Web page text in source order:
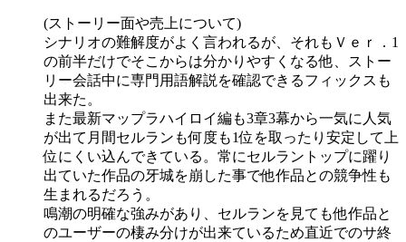
(ストーリー面や売上について)
シナリオの難解度がよく言われるが、それもＶｅｒ．1
の前半だけでそこからは分かりやすくなる他、ストー
リー会話中に専門用語解説を確認できるフィックスも
出来た。
また最新マップラハイロイ編も3章3幕から一気に人気
が出て月間セルランも何度も1位を取ったり安定して上
位にくい込んできている。常にセルラントップに躍り
出ていた作品の牙城を崩した事で他作品との競争性も
生まれるだろう。
鳴潮の明確な強みがあり、セルランを見ても他作品と
のユーザーの棲み分けが出来ているため直近でのサ終